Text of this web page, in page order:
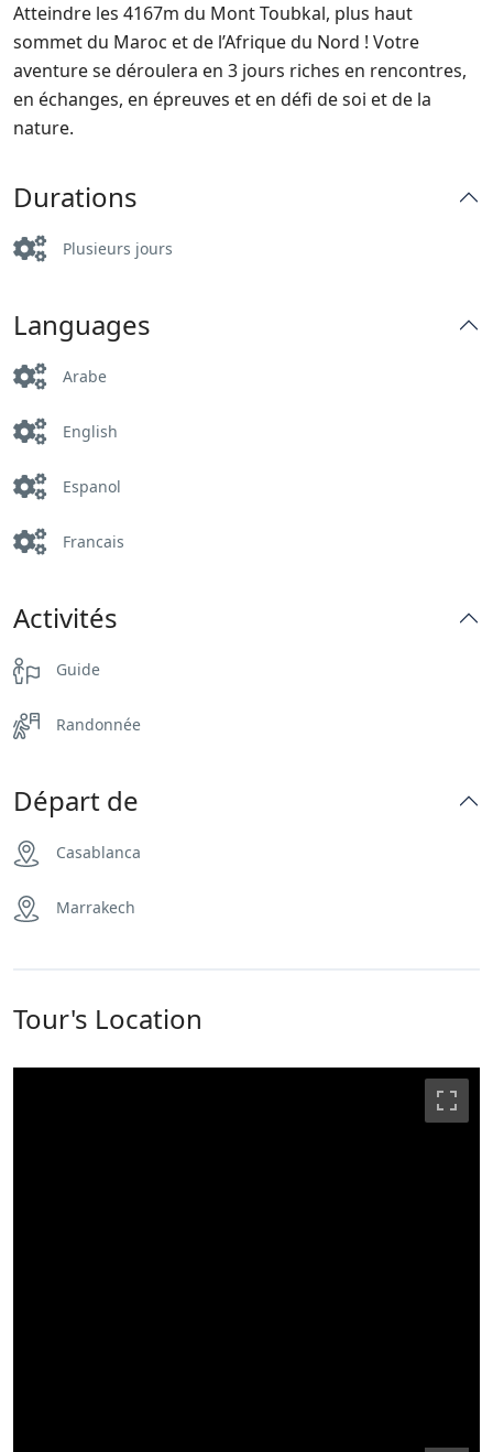
Atteindre les 4167m du Mont Toubkal, plus haut
sommet du Maroc et de l’Afrique du Nord ! Votre
aventure se déroulera en 3 jours riches en rencontres,
en échanges, en épreuves et en défi de soi et de la
nature.
Durations
Plusieurs jours
Languages
Arabe
English
Espanol
Francais
Activités
Guide
Randonnée
Départ de
Casablanca
Marrakech
Tour's Location